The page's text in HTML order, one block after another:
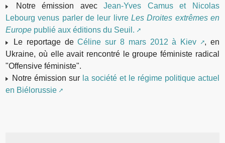
Notre émission avecJean-Yves Camus et Nicolas
Lebourg venus parler de leur livre Les Droites extrêmes en
Europe publié aux éditions du Seuil.
Le reportage deCéline sur 8 mars 2012 à Kiev
, en
Ukraine, où elle avait rencontré le groupe féministe radical
"Offensive féministe".
Notre émission sur la société et le régime politique actuel
en Biélorussie